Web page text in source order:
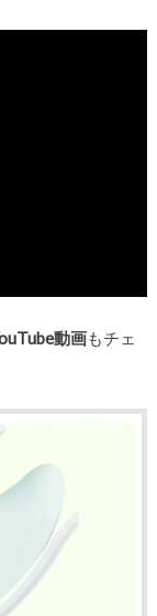
動画もチェ